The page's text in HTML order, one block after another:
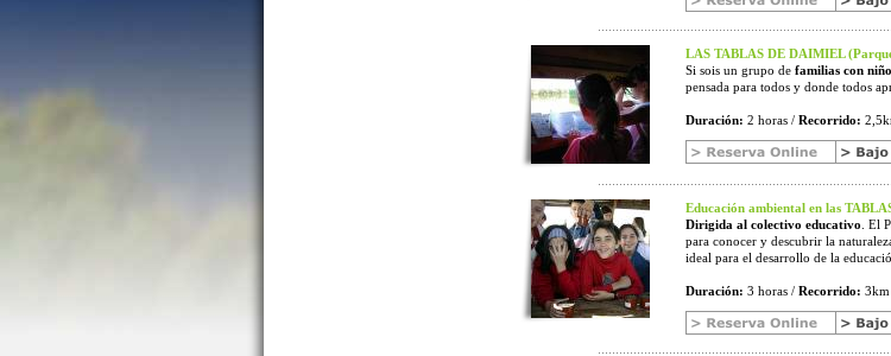
LAS TABLAS DE DAIMIEL
Si sois un grupo de familias con
pensada para todos y donde todos
Duración: 2 horas / Recorrido:
Educación ambiental en las
Dirigida al colectivo educativo . El
para conocer y descubrir la
ideal para el desarrollo de la
Duración: 3 horas / Recorrido: 3km